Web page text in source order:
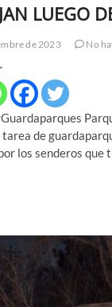
LUEGO
de 2023 No
de
los senderos que